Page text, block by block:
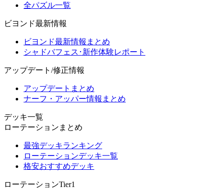
全パズル一覧
ビヨンド最新情報
ビヨンド最新情報まとめ
シャドバフェス･新作体験レポート
アップデート/修正情報
アップデートまとめ
ナーフ・アッパー情報まとめ
デッキ一覧
ローテーションまとめ
最強デッキランキング
ローテーションデッキ一覧
格安おすすめデッキ
ローテーションTier1